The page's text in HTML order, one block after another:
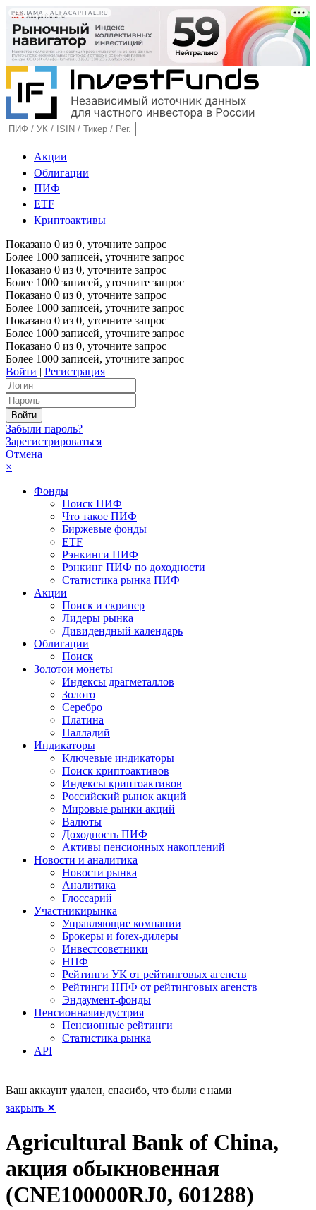
РЕКЛАМА • ALFACAPITAL.RU
Акции
Облигации
ПИФ
ETF
Криптоактивы
Показано 0 из 0, уточните запрос
Более 1000 записей, уточните запрос
Показано 0 из 0, уточните запрос
Более 1000 записей, уточните запрос
Показано 0 из 0, уточните запрос
Более 1000 записей, уточните запрос
Показано 0 из 0, уточните запрос
Более 1000 записей, уточните запрос
Показано 0 из 0, уточните запрос
Более 1000 записей, уточните запрос
Войти | Регистрация
Забыли пароль?
Зарегистрироваться
Отмена
×
Фонды
Поиск ПИФ
Что такое ПИФ
Биржевые фонды
ETF
Рэнкинги ПИФ
Рэнкинг ПИФ по доходности
Статистика рынка ПИФ
Акции
Поиск и скринер
Лидеры рынка
Дивидендный календарь
Облигации
Поиск
Золотои монеты
Индексы драгметаллов
Золото
Серебро
Платина
Палладий
Индикаторы
Ключевые индикаторы
Поиск криптоактивов
Индексы криптоактивов
Российский рынок акций
Мировые рынки акций
Валюты
Доходность ПИФ
Активы пенсионных накоплений
Новости и аналитика
Новости рынка
Аналитика
Глоссарий
Участникирынка
Управляющие компании
Брокеры и forex-дилеры
Инвестсоветники
НПФ
Рейтинги УК от рейтинговых агенств
Рейтинги НПФ от рейтинговых агенств
Эндаумент-фонды
Пенсионнаяиндустрия
Пенсионные рейтинги
Статистика рынка
API
Ваш аккаунт удален, спасибо, что были с нами
закрыть ✕
Agricultural Bank of China,
акция обыкновенная
(CNE100000RJ0, 601288)